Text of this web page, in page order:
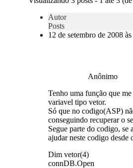
Autor
Posts
12 de setembro de 2008
Anônimo
Tenho uma função que
variavel tipo vetor.
Só que no codigo(ASP)
conseguindo recuperar o
Segue parte do codigo, se
ajudar neste codigo desde
Dim vetor(4)
connDB.Open